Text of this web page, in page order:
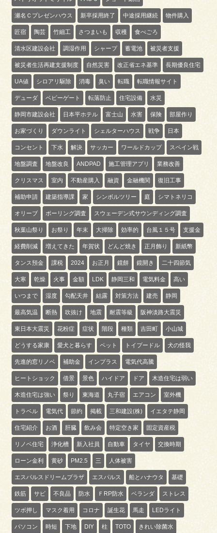
瀬名Ｃプレゼンハウス 新卒採用終了 中途採用継続 物件購入
匠宿 陶芸 竹細工 さつまいも 収穫 食べごろ
清水区建設会社 調湿作用 シャープ 蓄電池 被災者支援
被災者生活再建支援制度 自然災害 改正省エネ基準 長期優良住宅
UA値 シロアリ駆除 消毒 臭い 転職 転職情報サイト
デューダ ベビーゲート 転落防止 住宅設備 水災
静岡市建設会社 日本平ホテル 富士山 水害 保険 部屋作り
お家づくり ダウンライト シェルターハウス 戦争 日本
コンセント 下水 解決 サッカー ワールドカップ スペイン戦
地盤調査 地盤改良 ANDPAD 施工管理アプリ 業務改善
クリスマス 室内 不動産購入 融資 金融機関 復旧工事
補助申請 建築指導課 家 シンボルツリー 庭 シマトネリコ
オリーブ ボーリング調査 スウェーデン式サウンディング調査
秋葉山祭り お祭り 年末 大掃除 効率的 台風１５号 支援金
経費削減 増えてきた 年賀状 どんど焼き 正月飾り 新紙幣
タンス預金 課税 2024 お正月 鏡餅 鏡開き 二十四節気
大寒 乾燥 火事 金額 LDK 静岡三和 電気料金 高い
いつまで 湿度 勾配天井 結露 対策方法 建売 静岡
最高気温 断熱 吹抜け 地震 耐震等級 阪神淡路大震災
東日本大震災 花粉症 症状 階段 種類 吉田町 小山城
どうする家康 愛犬と暮らす ペット トイプードル 犬の怪我
先進的窓リノベ 補助金 インプラス 電気代高騰
ヒートショック 借景 景色 ハイドア ドア 木造住宅は弱い
木造住宅は強い 祭り 東海道 丸子宿 エアコン 室外機
トラベル 電気代 節約 掲載 三和建設(株) イエタテ静岡
住宅紹介 お酒 肝臓 飲み会 特定空き家 固定資産税
リノベ住宅 浄化槽 新入社員 自動車 タイヤ 交換時期
ローン金利 黄砂 PM2.5 三 人体被害
エスパルスドリームプラザ エスパルス 船とハナウタ 基礎
鉄筋 サビ 不良品 防水 ＦRP防水 ベランダ ストレス
ツボ押し マスク着用 コロナ 誕生花 馬走 LEDライト
パソコン 時短 下地 DIY 柱 TOTO きれい除菌水